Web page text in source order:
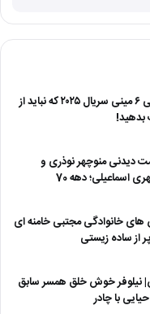
معرفی ۶ مینی سریال ۲۰۲۵ که نباید از
دیدنی منوچهر نوذری و
اسماعیلی؛ دهه 70
خانوادگی مجتبی خامنه ای
از ساده زیستی
خوش خلق همسر سابق
با چادر